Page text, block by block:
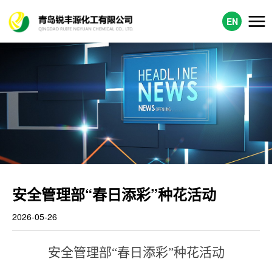
EN
安全管理部“春日添彩”种花活动
2026-05-26
安全管理部“春 日添彩”种花活动